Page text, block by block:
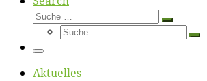
Suche
Suche
Suche
Menü
Ak­tu­el­les